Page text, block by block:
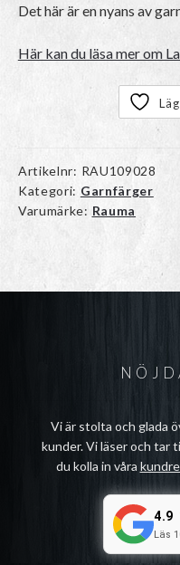
Det här är en nyans av
Här kan du läsa mer om
Artikelnr: RAU109028
Kategori: Garnfärger
Varumärke: Rauma
Vi är stolta och glada
kunder. Vi läser och tar
du kolla in våra
4.9
Läs